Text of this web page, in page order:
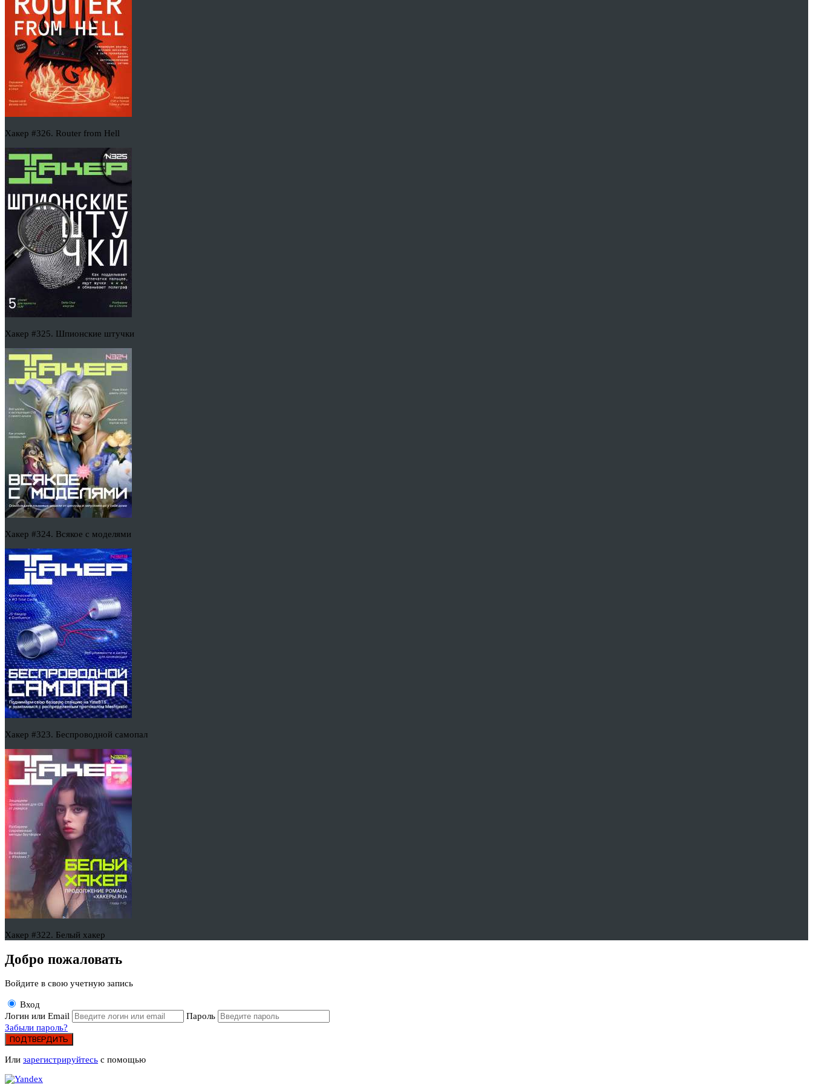
Хакер #326. Router from Hell
Хакер #325. Шпионские штучки
Хакер #324. Всякое с моделями
Хакер #323. Беспроводной самопал
Хакер #322. Белый хакер
Добро пожаловать
Войдите в свою учетную запись
Вход
Логин или Email
Пароль
Забыли пароль?
ПОДТВЕРДИТЬ
Или зарегистрируйтесь с помощью